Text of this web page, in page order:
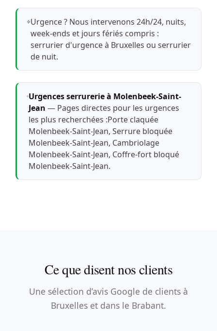
Urgence ? Nous intervenons 24h/24, nuits,
week-ends et jours fériés compris :
serrurier d'urgence à Bruxelles ouserrurier
de nuit.
Urgences serrurerie à Molenbeek-Saint-
Jean — Pages directes pour les urgences
les plus recherchées :Porte claquée
Molenbeek-Saint-Jean,Serrure bloquée
Molenbeek-Saint-Jean, Cambriolage
Molenbeek-Saint-Jean, Coffre-fort bloqué
Molenbeek-Saint-Jean.
Ce que disent nos clients
Une sélection d’avis Google de clients à
Bruxelles et dans le Brabant.